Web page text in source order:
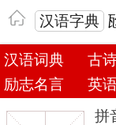
汉语字典
汉语词典 古
励志名言
英
拼